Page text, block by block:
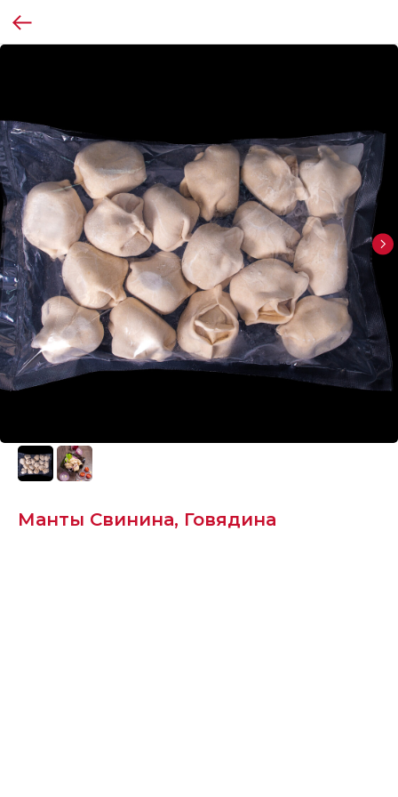
Манты Свинина, Говядина